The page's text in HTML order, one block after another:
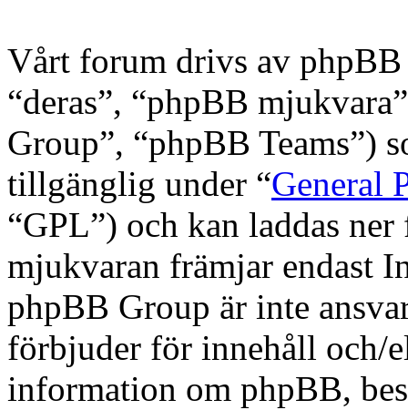
Vårt forum drivs av phpBB
“deras”, “phpBB
Group”, “phpBB Teams”)
tillgänglig under “General
“GPL”) och kan laddas
mjukvaran främjar endast
phpBB Group är inte
förbjuder för innehåll och/
information om phpBB,